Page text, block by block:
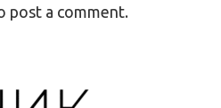
post a comment.